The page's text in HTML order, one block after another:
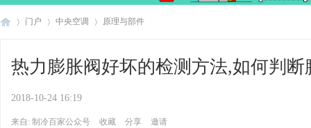
门户 中央空调 原理与部件
热力膨胀阀好坏的检测方法,如何判断
2018-10-24 16:19
来自: 制冷百家公众号 收藏 分享 邀请